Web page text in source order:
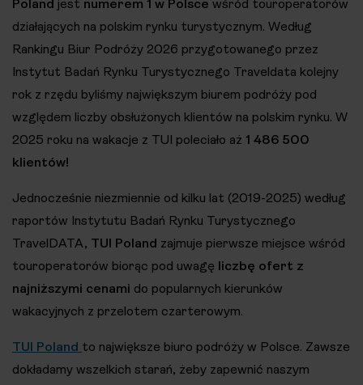
Poland jest numerem 1 w Polsce wśród touroperatorów
działających na polskim rynku turystycznym. Według
Rankingu Biur Podróży 2026 przygotowanego przez
Instytut Badań Rynku Turystycznego Traveldata kolejny
rok z rzędu byliśmy największym biurem podróży pod
względem liczby obsłużonych klientów na polskim rynku. W
2025 roku na wakacje z TUI poleciało aż 1 486 500
klientów!
Jednocześnie niezmiennie od kilku lat (2019-2025) według
raportów Instytutu Badań Rynku Turystycznego
TravelDATA, TUI Poland zajmuje pierwsze miejsce wśród
touroperatorów biorąc pod uwagę liczbę ofert z
najniższymi cenami do popularnych kierunków
wakacyjnych z przelotem czarterowym.
TUI Poland to największe biuro podróży w Polsce. Zawsze
dokładamy wszelkich starań, żeby zapewnić naszym